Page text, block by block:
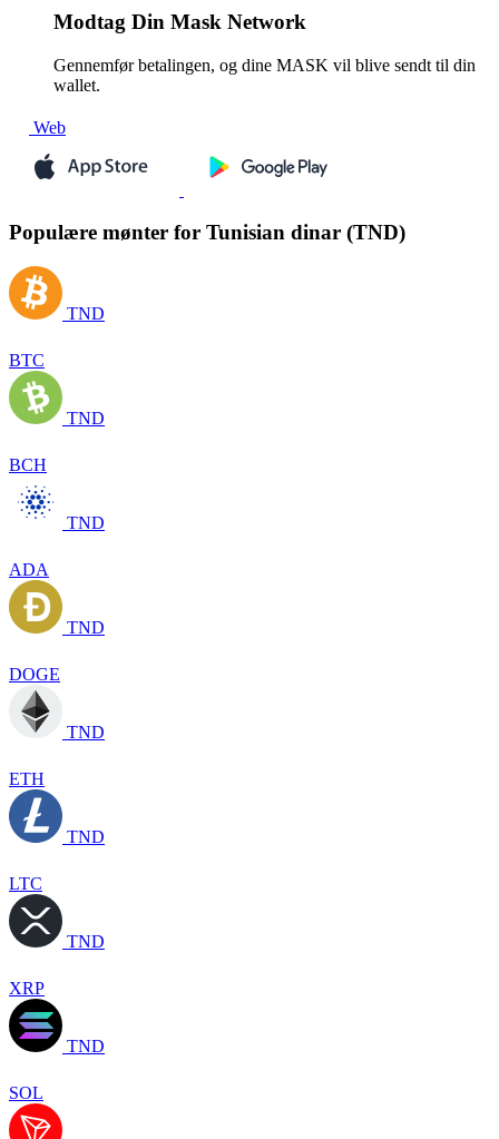
Modtag Din Mask Network
Gennemfør betalingen, og dine MASK vil blive sendt til din
wallet.
Web
Populære mønter for Tunisian dinar (TND)
TND
BTC
TND
BCH
TND
ADA
TND
DOGE
TND
ETH
TND
LTC
TND
XRP
TND
SOL